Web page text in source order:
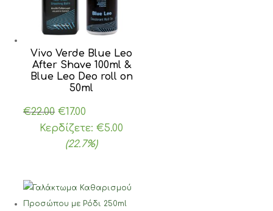
Vivo Verde Blue Leo
After Shave 100ml &
Blue Leo Deo roll on
50ml
€22.00 Original
price
was:
€17.00
τρέχουσα
τιμή
Κερδίζετε:€5.00
(22.7%)